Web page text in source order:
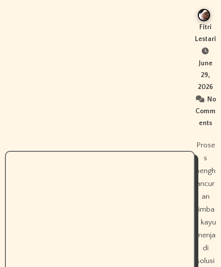
Fitri
Lestari
June
29,
2026
No
Comm
ents
Prose
s
pengh
ancur
an
limba
h kayu
menja
di
solusi